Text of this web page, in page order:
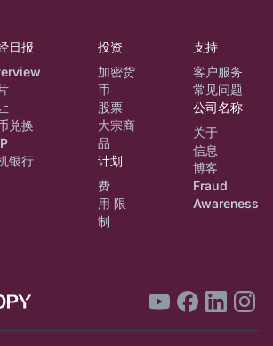
日报
兑换
银行
投资
加密货
币
股票
大宗商
品
计划
费
用 限
制
支持
客户服务
常见问题
公司名称
关于
信息
博客
Fraud
Awareness